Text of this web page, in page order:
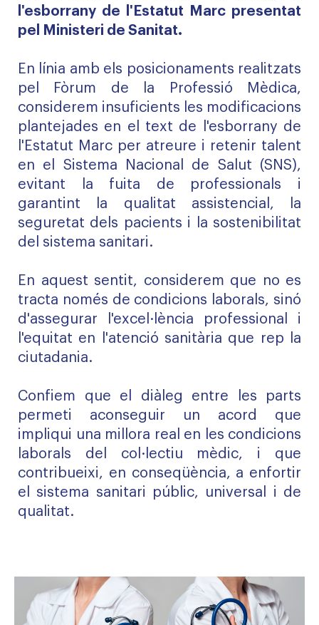
l'esborrany de l'Estatut Marc presentat
pel Ministeri de Sanitat.
En línia amb els posicionaments realitzats
pel Fòrum de la Professió Mèdica,
considerem insuficients les modificacions
plantejades en el text de l'esborrany de
l'Estatut Marc per atreure i retenir talent
en el Sistema Nacional de Salut (SNS),
evitant la fuita de professionals i
garantint la qualitat assistencial, la
seguretat dels pacients i la sostenibilitat
del sistema sanitari.
En aquest sentit, considerem que no es
tracta només de condicions laborals, sinó
d'assegurar l'excel·lència professional i
l'equitat en l'atenció sanitària que rep la
ciutadania.
Confiem que el diàleg entre les parts
permeti aconseguir un acord que
impliqui una millora real en les condicions
laborals del col·lectiu mèdic, i que
contribueixi, en conseqüència, a enfortir
el sistema sanitari públic, universal i de
qualitat.